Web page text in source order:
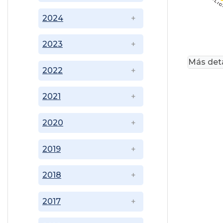
2017
2018
2019
2020
2021
2022
2023
2024
Más